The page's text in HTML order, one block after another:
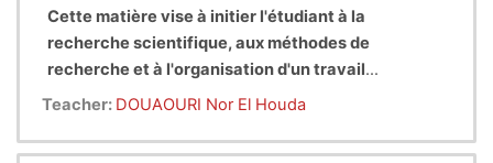
Cette matière vise à initier l'étudiant à la
recherche scientifique, aux méthodes de
recherche et à l'organisation d'un travail
personnel dans le domaine scientifique. Pour cela,
que l'utilisation d'outils bibliographiques, les
Ce cours est destiné aux étudiants de troisième
physiologie végétale ( BPV)
Teacher: DOUAOURI Nor El Houda